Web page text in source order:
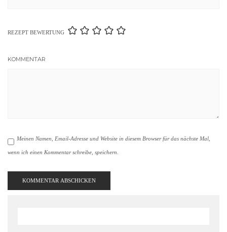
REZEPT BEWERTUNG
KOMMENTAR
Meinen Namen, Email-Adresse und Website in diesem Browser für das nächste Mal,
wenn ich einen Kommentar schreibe, speichern.